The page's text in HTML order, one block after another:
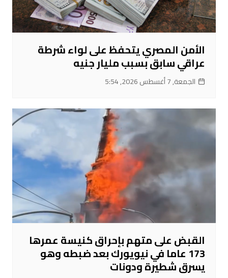
الأمن المصري يتحفظ على لواء شرطة
عراقي سابق بسبب مليار جنيه
الجمعة, 7 أغسطس 2026, 5:54
القبض على متهم بإحراق كنيسة عمرها
173 عاما في نيويورك بعد ضبطه وهو
يسرق شطيرة ودونات